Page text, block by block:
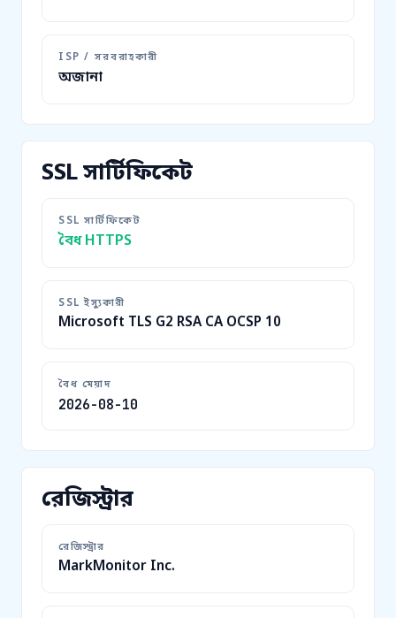
ISP / সরবরাহকারী
অজানা
SSL সার্টিফিকেট
SSL সার্টিফিকেট
বৈধ HTTPS
SSL ইস্যুকারী
Microsoft TLS G2 RSA CA OCSP 10
বৈধ মেয়াদ
2026-08-10
রেজিস্ট্রার
রেজিস্ট্রার
MarkMonitor Inc.